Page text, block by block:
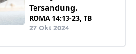
Tersandung.
ROMA 14:13-23, TB
27 Okt 2024